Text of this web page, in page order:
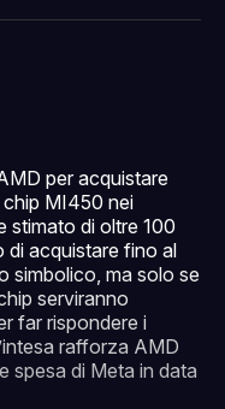
per acquistare
MI450 nei
stimato di oltre 100
di acquistare fino al
simbolico, ma solo se
serviranno
far rispondere i
rafforza AMD
spesa di Meta in data